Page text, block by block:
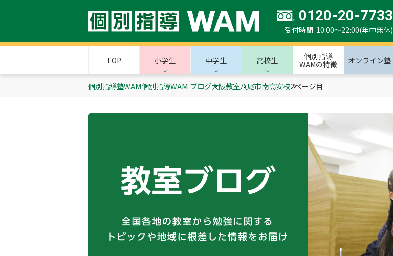
0120-20-7733
受付時間 10:00～22:00(年中無休)
TOP 小学生 中学生 高校生
個別指導
WAMの特徴
オンライン塾
個別指導塾WAM個別指導WAM ブログ大阪教室八尾市南高安校2ページ目